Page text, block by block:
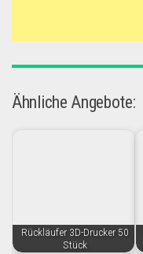
Ähnliche Angebote:
Rückläufer 3D-Drucker 50
Stück